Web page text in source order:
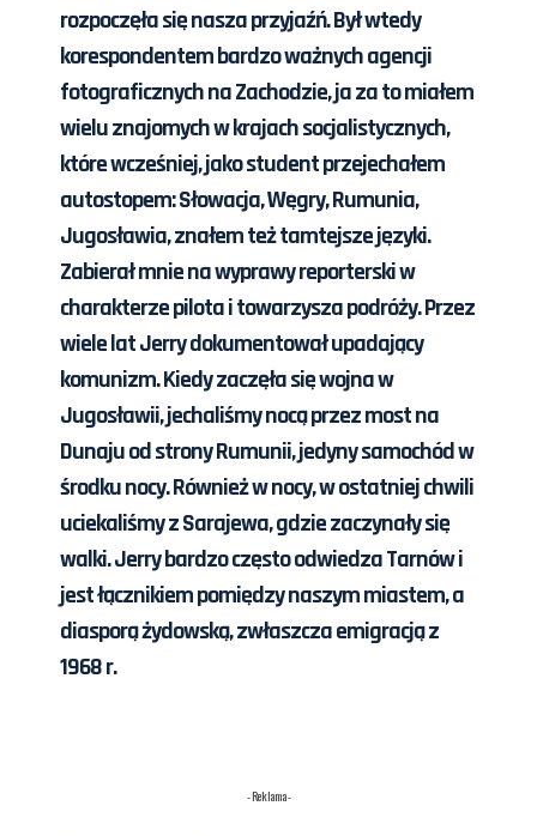
rozpoczęła się nasza przyjaźń. Był wtedy
korespondentem bardzo ważnych agencji
fotograficznych na Zachodzie, ja za to miałem
wielu znajomych w krajach socjalistycznych,
które wcześniej, jako student przejechałem
autostopem: Słowacja, Węgry, Rumunia,
Jugosławia, znałem też tamtejsze języki.
Zabierał mnie na wyprawy reporterski w
charakterze pilota i towarzysza podróży. Przez
wiele lat Jerry dokumentował upadający
komunizm. Kiedy zaczęła się wojna w
Jugosławii, jechaliśmy nocą przez most na
Dunaju od strony Rumunii, jedyny samochód w
środku nocy. Również w nocy, w ostatniej chwili
uciekaliśmy z Sarajewa, gdzie zaczynały się
walki. Jerry bardzo często odwiedza Tarnów i
jest łącznikiem pomiędzy naszym miastem, a
diasporą żydowską, zwłaszcza emigracją z
1968 r.
- Reklama -